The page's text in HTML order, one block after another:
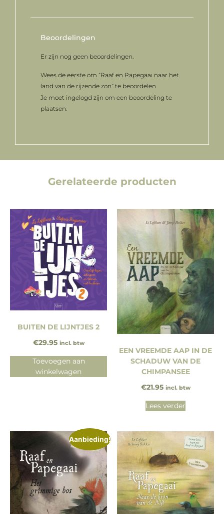
Beoordelingen
Er zijn nog geen beoordelingen.
Wees de eerste om “Raaf en Papegaai naar het
land van de rijzende zon” te beoordelen
Je moet ingelogd zijn om een beoordeling te
plaatsen.
Gerelateerde producten
BUITEN DE LIJNTJES 2
€29.95 incl. btw
Toevoegen aan
winkelwagen
EEN VREEMDE AAP IN DE
SCHADUW VAN DE
CHIMPANSEE
€21.95 incl. btw
Lees verder
Aanbieding!